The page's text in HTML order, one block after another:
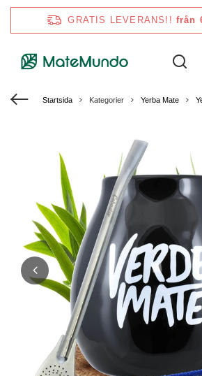
GRATIS LEVERANS!! från
Startsida Kategorier Yerba Mate